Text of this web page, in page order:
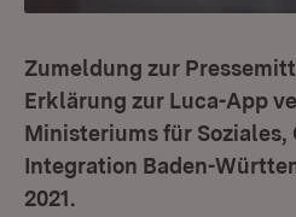
Zumeldung zur
Erklärung zur Luca-App
Ministeriums für Soziales,
Integration Baden-
2021.